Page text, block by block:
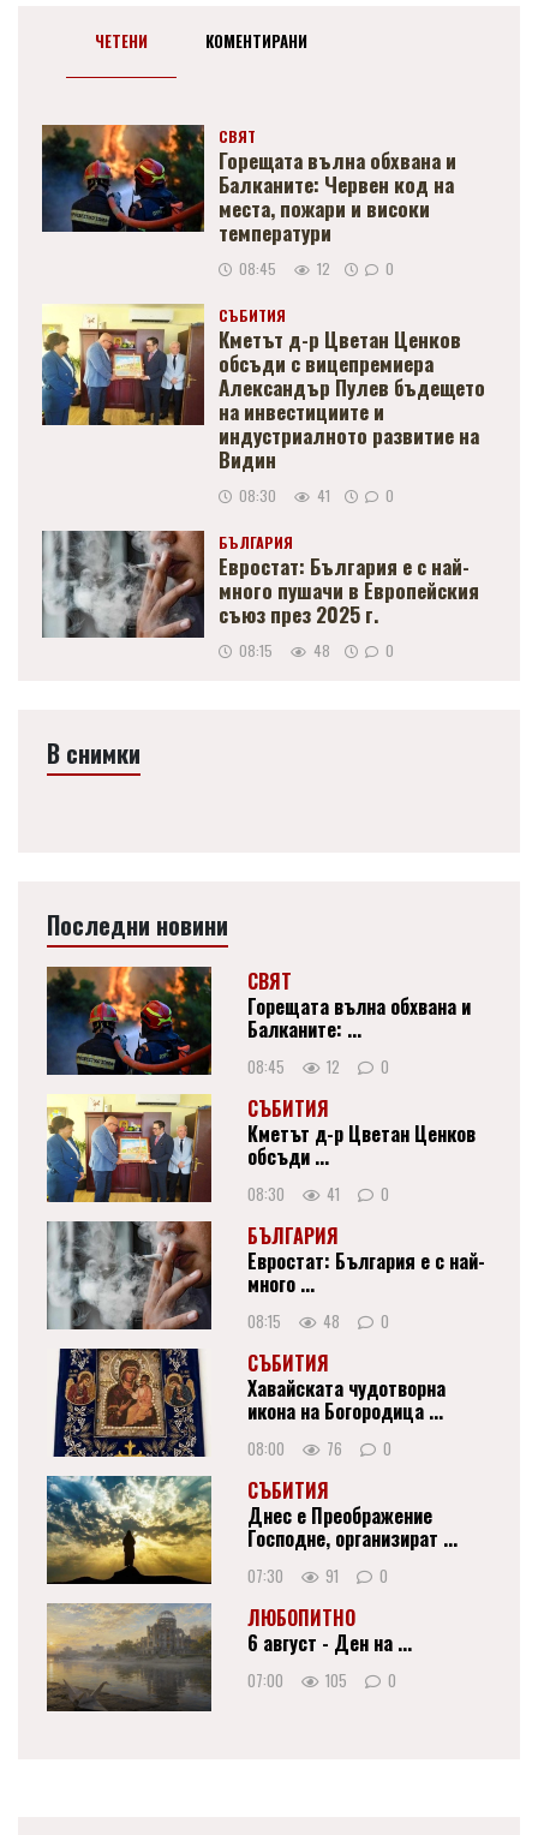
ЧЕТЕНИ КОМЕНТИРАНИ
СВЯТ
Горещата вълна обхвана и
Балканите: Червен код на
места, пожари и високи
температури
08:45 12 0
СЪБИТИЯ
Кметът д-р Цветан Ценков
обсъди с вицепремиера
Александър Пулев бъдещето
на инвестициите и
индустриалното развитие на
Видин
08:30 41 0
БЪЛГАРИЯ
Евростат: България е с най-
много пушачи в Европейския
съюз през 2025 г.
08:15 48 0
В снимки
Последни новини
СВЯТ
Горещата вълна обхвана и
Балканите: ...
08:45 12 0
СЪБИТИЯ
Кметът д-р Цветан Ценков
обсъди ...
08:30 41 0
БЪЛГАРИЯ
Евростат: България е с най-
много ...
08:15 48 0
СЪБИТИЯ
Хавайската чудотворна
икона на Богородица ...
08:00 76 0
СЪБИТИЯ
Днес е Преображение
Господне, организират ...
07:30 91 0
ЛЮБОПИТНО
6 август - Ден на ...
07:00 105 0